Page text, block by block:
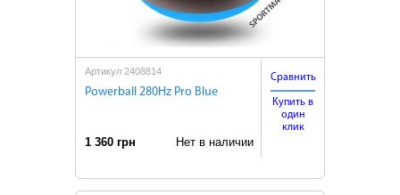
Артикул 2408814
Powerball 280Hz Pro Blue
1 360 грн Нет в наличии
Сравнить
Купить в
один
клик